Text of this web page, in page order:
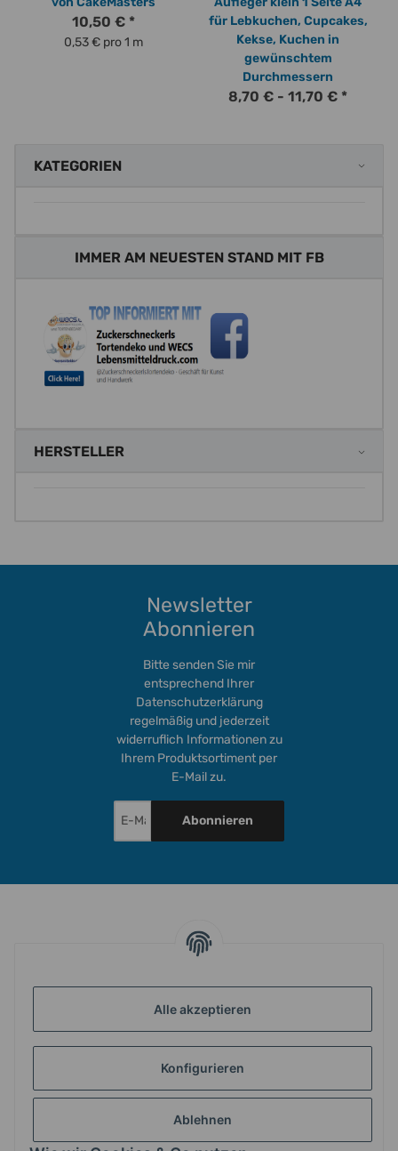
Alle akzeptieren
Konfigurieren
Ablehnen
10,50 € *
0,53 € pro 1 m
für Lebkuchen, Cupcakes,
Kekse, Kuchen in
gewünschtem
Durchmessern
8,70 € - 11,70 € *
KATEGORIEN
IMMER AM NEUESTEN STAND MIT FB
HERSTELLER
Newsletter
Abonnieren
Bitte senden Sie mir
entsprechend Ihrer
Datenschutzerklärung
regelmäßig und jederzeit
widerruflich Informationen zu
Ihrem Produktsortiment per
E-Mail zu.
Abonnieren
INFORMATIONEN
GESETZLICHE INFORMATIONEN
ZAHLUNG & VERSAND